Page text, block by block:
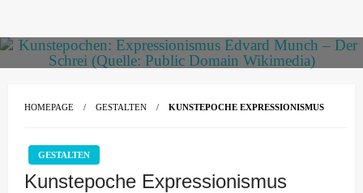
content
HOMEPAGE GESTALTEN KUNSTEPOCHE EXPRESSIONISMUS
GESTALTEN
Kunstepoche Expressionismus